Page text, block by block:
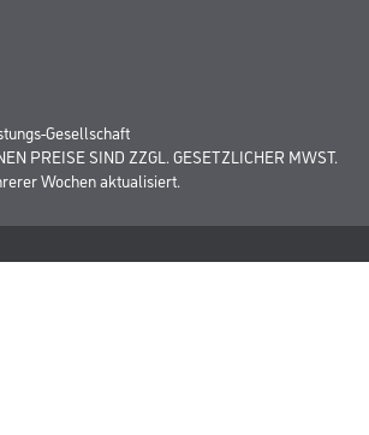
Gesellschaft
PREISE SIND ZZGL. GESETZLICHER MWST.
Wochen aktualisiert.